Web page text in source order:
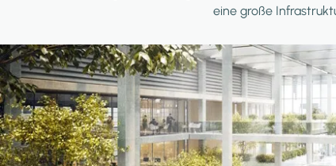
eine große